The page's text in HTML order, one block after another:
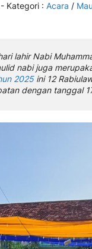
- Kategori : Acara /
lahir Nabi
nabi juga
2025ini 12
dengan tanggal